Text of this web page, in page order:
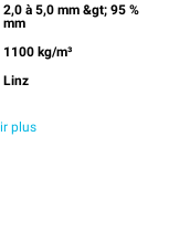
2,0 à 5,0 mm &gt; 95 %
mm
1100 kg/m³
Linz
plus